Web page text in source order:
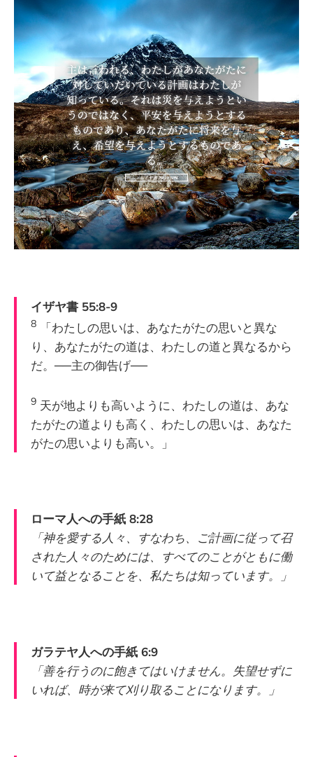
イザヤ書 55:8-9
8
「わたしの思いは、あなたがたの思いと異な
り、あなたがたの道は、わたしの道と異なるから
だ。──主の御告げ──
9 天が地よりも高いように、わたしの道は、あな
たがたの道よりも高く、わたしの思いは、あなた
がたの思いよりも高い。」
ローマ人への手紙 8:28
「神を愛する人々、すなわち、ご計画に従って召
された人々のためには、すべてのことがともに働
いて益となることを、私たちは知っています。」
ガラテヤ人への手紙 6:9
「善を行うのに飽きてはいけません。失望せずに
いれば、時が来て刈り取ることになります。」